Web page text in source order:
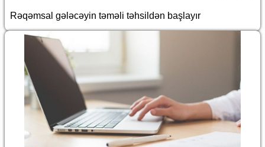
Rəqəmsal gələcəyin təməli təhsildən başlayır